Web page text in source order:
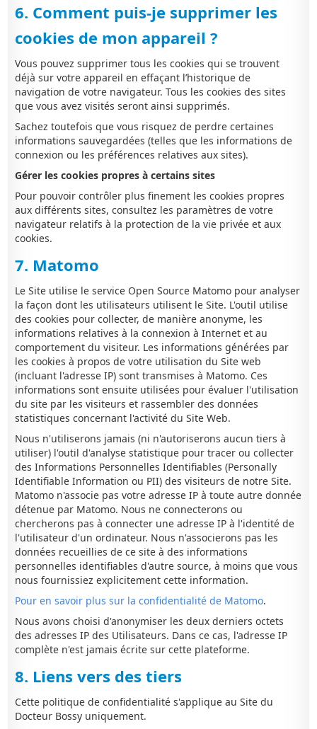
6. Comment puis-je supprimer les
cookies de mon appareil ?
Vous pouvez supprimer tous les cookies qui se trouvent
déjà sur votre appareil en effaçant l’historique de
navigation de votre navigateur. Tous les cookies des sites
que vous avez visités seront ainsi supprimés.
Sachez toutefois que vous risquez de perdre certaines
informations sauvegardées (telles que les informations de
connexion ou les préférences relatives aux sites).
Gérer les cookies propres à certains sites
Pour pouvoir contrôler plus finement les cookies propres
aux différents sites, consultez les paramètres de votre
navigateur relatifs à la protection de la vie privée et aux
cookies.
7. Matomo
Le Site utilise le service Open Source Matomo pour analyser
la façon dont les utilisateurs utilisent le Site. L'outil utilise
des cookies pour collecter, de manière anonyme, les
informations relatives à la connexion à Internet et au
comportement du visiteur. Les informations générées par
les cookies à propos de votre utilisation du Site web
(incluant l'adresse IP) sont transmises à Matomo. Ces
informations sont ensuite utilisées pour évaluer l'utilisation
du site par les visiteurs et rassembler des données
statistiques concernant l'activité du Site Web.
Nous n'utiliserons jamais (ni n'autoriserons aucun tiers à
utiliser) l'outil d'analyse statistique pour tracer ou collecter
des Informations Personnelles Identifiables (Personally
Identifiable Information ou PII) des visiteurs de notre Site.
Matomo n'associe pas votre adresse IP à toute autre donnée
détenue par Matomo. Nous ne connecterons ou
chercherons pas à connecter une adresse IP à l'identité de
l'utilisateur d'un ordinateur. Nous n'associerons pas les
données recueillies de ce site à des informations
personnelles identifiables d'autre source, à moins que vous
nous fournissiez explicitement cette information.
Pour en savoir plus sur la confidentialité de Matomo.
Nous avons choisi d'anonymiser les deux derniers octets
des adresses IP des Utilisateurs. Dans ce cas, l'adresse IP
complète n'est jamais écrite sur cette plateforme.
8. Liens vers des tiers
Cette politique de confidentialité s'applique au Site du
Docteur Bossy uniquement.